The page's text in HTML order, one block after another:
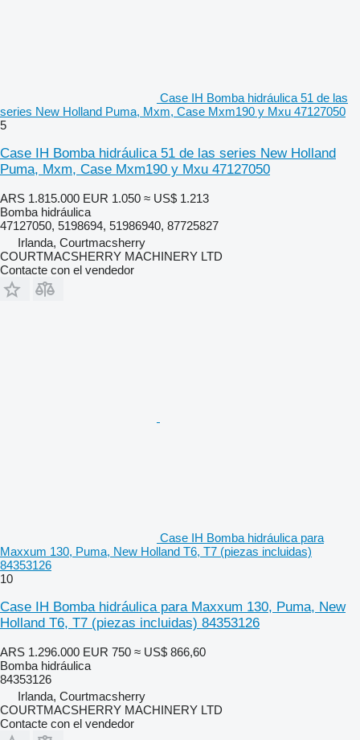
Case IH Bomba hidráulica 51 de las
series New Holland Puma, Mxm, Case Mxm190 y Mxu 47127050
5
Case IH Bomba hidráulica 51 de las series New Holland
Puma, Mxm, Case Mxm190 y Mxu 47127050
ARS 1.815.000 EUR 1.050 ≈ US$ 1.213
Bomba hidráulica
47127050, 5198694, 51986940, 87725827
Irlanda, Courtmacsherry
COURTMACSHERRY MACHINERY LTD
Contacte con el vendedor
Case IH Bomba hidráulica para
Maxxum 130, Puma, New Holland T6, T7 (piezas incluidas)
84353126
10
Case IH Bomba hidráulica para Maxxum 130, Puma, New
Holland T6, T7 (piezas incluidas) 84353126
ARS 1.296.000 EUR 750 ≈ US$ 866,60
Bomba hidráulica
84353126
Irlanda, Courtmacsherry
COURTMACSHERRY MACHINERY LTD
Contacte con el vendedor